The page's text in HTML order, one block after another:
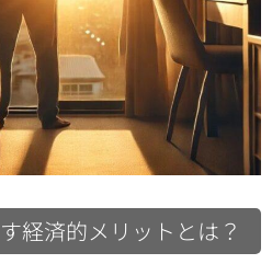
経済的メリットとは？